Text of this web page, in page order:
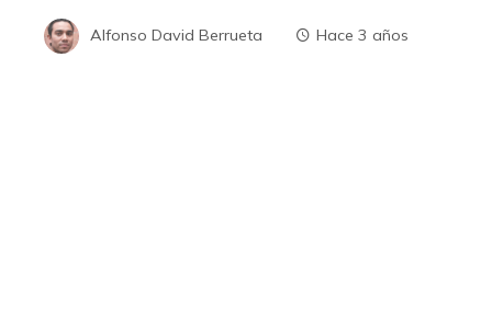
Alfonso David Berrueta Hace 3 años